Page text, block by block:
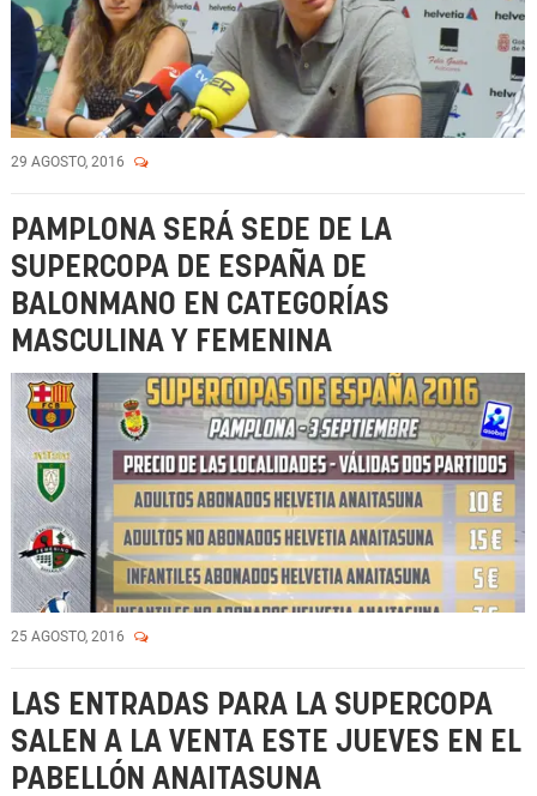
29 AGOSTO, 2016
PAMPLONA SERÁ SEDE DE LA
SUPERCOPA DE ESPAÑA DE
BALONMANO EN CATEGORÍAS
MASCULINA Y FEMENINA
25 AGOSTO, 2016
LAS ENTRADAS PARA LA SUPERCOPA
SALEN A LA VENTA ESTE JUEVES EN EL
PABELLÓN ANAITASUNA